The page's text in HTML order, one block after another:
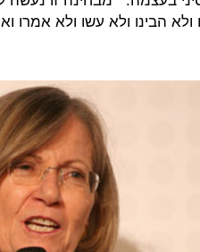
הבינו ולא עשו ולא אמרו